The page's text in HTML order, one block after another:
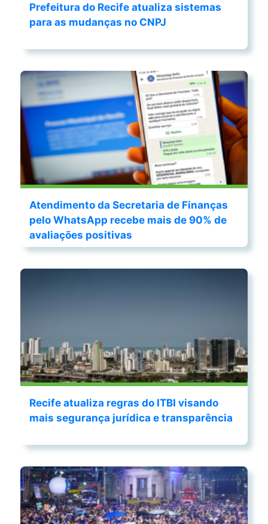
Prefeitura do Recife atualiza sistemas
para as mudanças no CNPJ
Atendimento da Secretaria de Finanças
pelo WhatsApp recebe mais de 90% de
avaliações positivas
Recife atualiza regras do ITBI visando
mais segurança jurídica e transparência